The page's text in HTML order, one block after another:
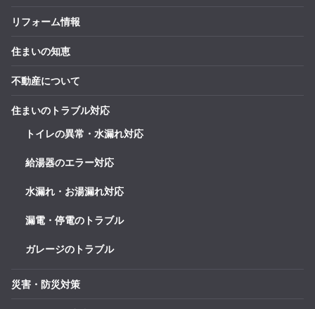
リフォーム情報
住まいの知恵
不動産について
住まいのトラブル対応
トイレの異常・水漏れ対応
給湯器のエラー対応
水漏れ・お湯漏れ対応
漏電・停電のトラブル
ガレージのトラブル
災害・防災対策